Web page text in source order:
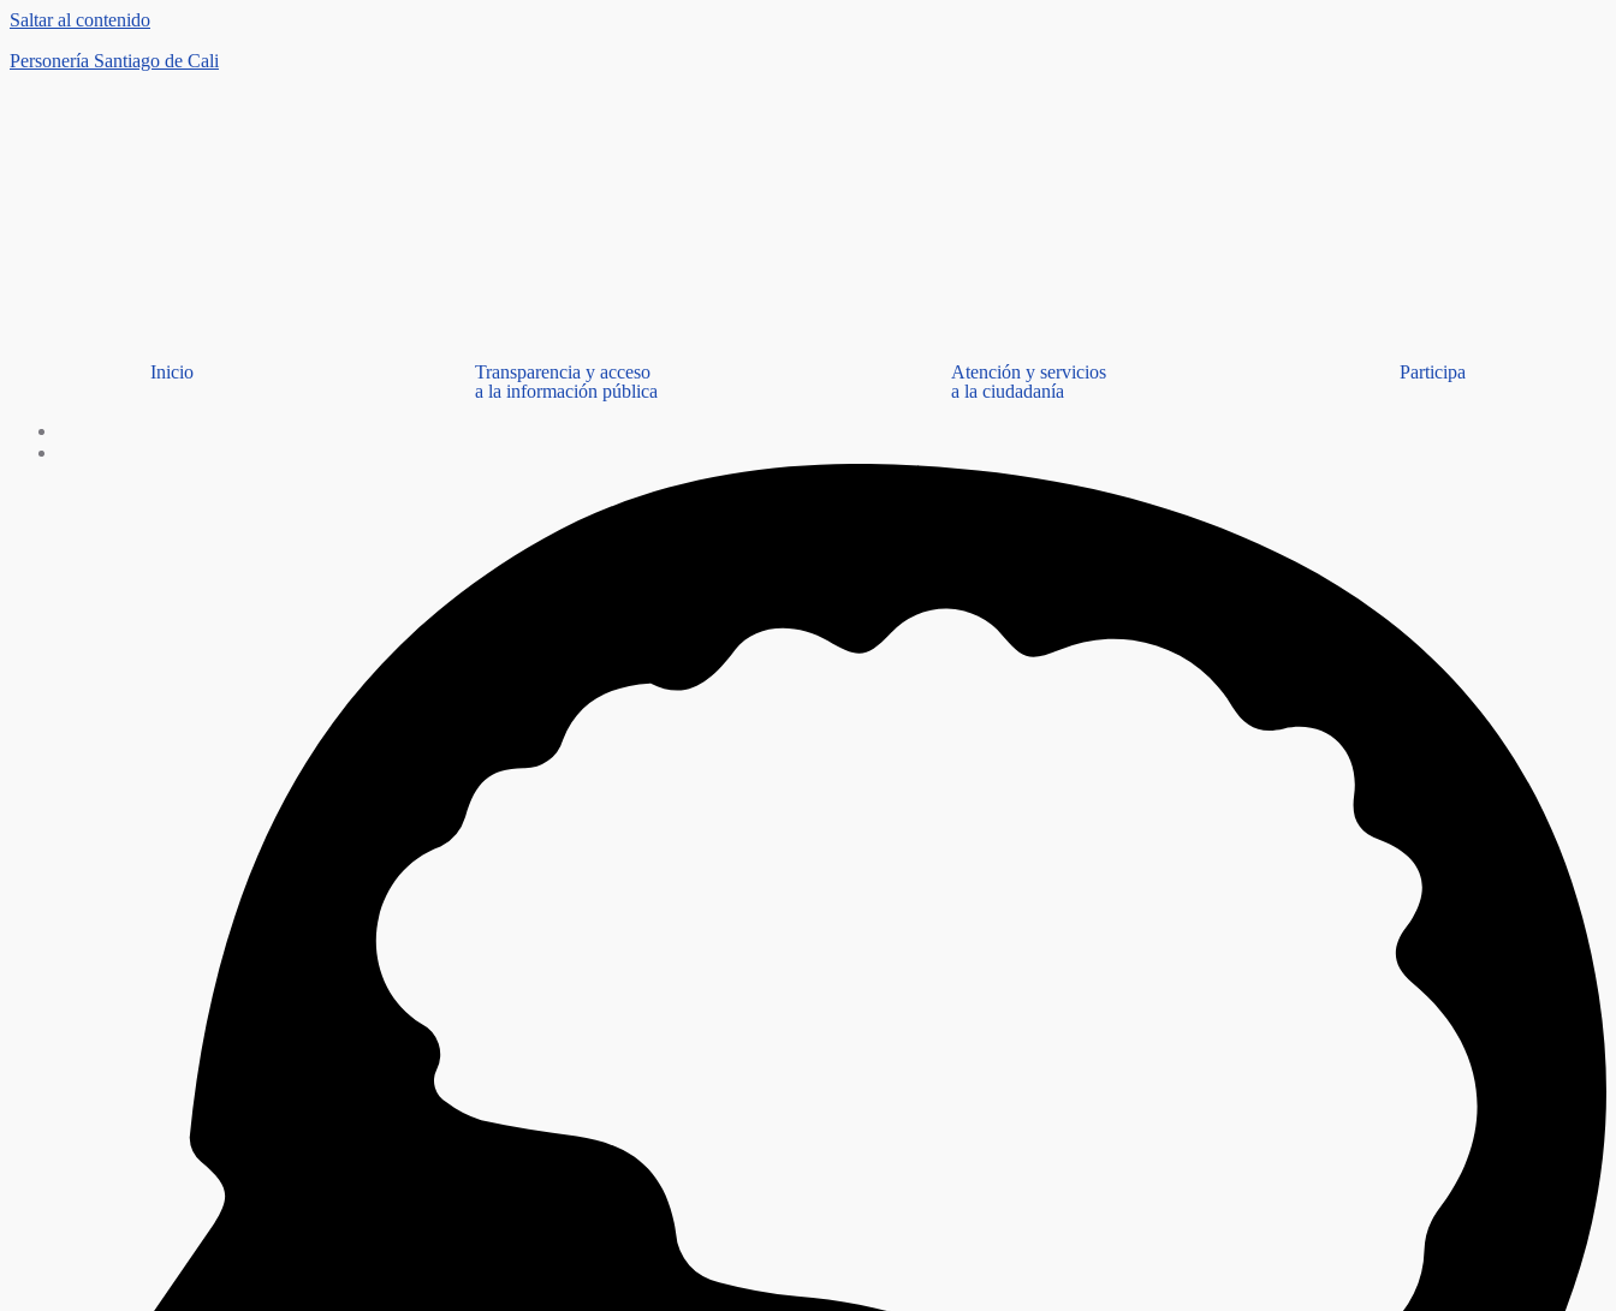
Saltar al contenido
Personería Santiago de Cali
Inicio
Transparencia y acceso
a la información pública
Atención y servicios
a la ciudadanía
Participa